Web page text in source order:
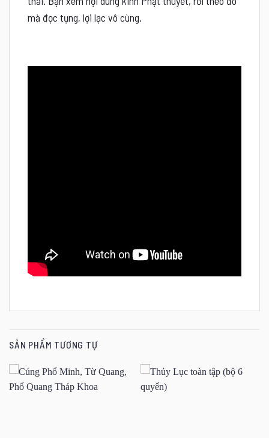
mà đọc tụng, lợi lạc vô cùng.
SẢN PHẨM TƯƠNG TỰ